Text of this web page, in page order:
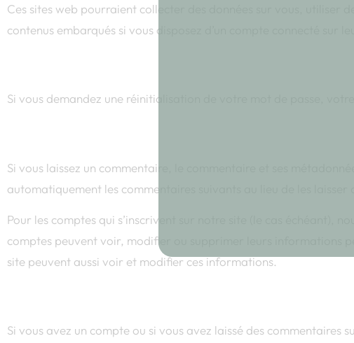
Ces sites web pourraient collecter des données sur vous, utiliser
contenus embarqués si vous disposez d’un compte connecté sur
Si vous demandez une réinitialisation de votre mot de passe,
Si vous laissez un commentaire, le commentaire et ses
automatiquement les commentaires suivants au lieu de les laisser
Pour les comptes qui s’inscrivent sur notre site (le cas échéant),
comptes peuvent voir, modifier ou supprimer leurs informations
site peuvent aussi voir et modifier ces informations.
Si vous avez un compte ou si vous avez laissé des